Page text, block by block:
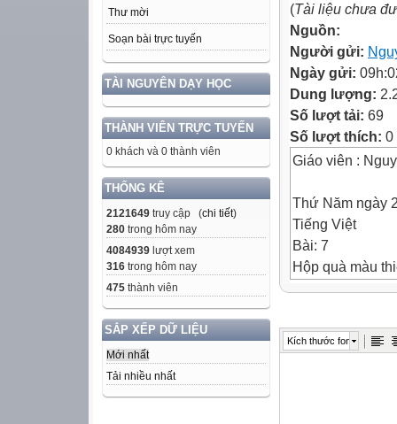
Thư mời
Soạn bài trực tuyến
TÀI NGUYÊN DẠY HỌC
THÀNH VIÊN TRỰC TUYẾN
0 khách và 0 thành viên
THỐNG KÊ
2121649 truy cập (chi tiết)
280 trong hôm nay
4084939 lượt xem
316 trong hôm nay
475 thành viên
SẮP XẾP DỮ LIỆU
Mới nhất
Tải nhiều nhất
(Tài liệu chưa
Nguồn:
Người gửi:
Ngày gửi:
Dung lượng:
Số lượt tải: 69
Số lượt thích: 0
Giáo viên :
Thứ Năm ngày
Tiếng Việt
Bài: 7
Hộp quà màu
Tiếng Việt
Bài: 7
Kích thước font